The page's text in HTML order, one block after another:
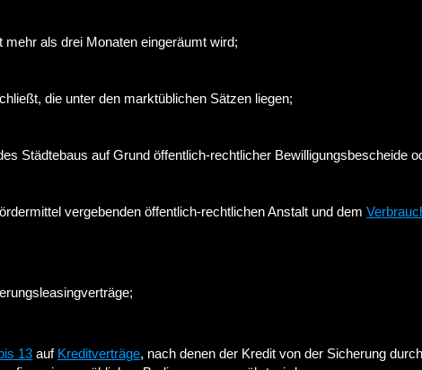
als drei Monaten eingeräumt wird;
die unter den marktüblichen Sätzen liegen;
Städtebaus auf Grund öffentlich-rechtlicher Bewilligungsbescheide
vergebenden öffentlich-rechtlichen Anstalt und dem
13 auf Kreditverträge, nach denen der Kredit von der Sicherung